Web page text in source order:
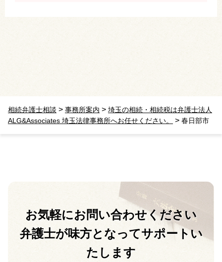
相続弁護士相談 > 事務所案内 > 埼玉の相続・相続税は弁護士法人
ALG&Associates 埼玉法律事務所へお任せください。
> 春日部市
お気軽にお問い合わせください
弁護士が味方となってサポートい
たします